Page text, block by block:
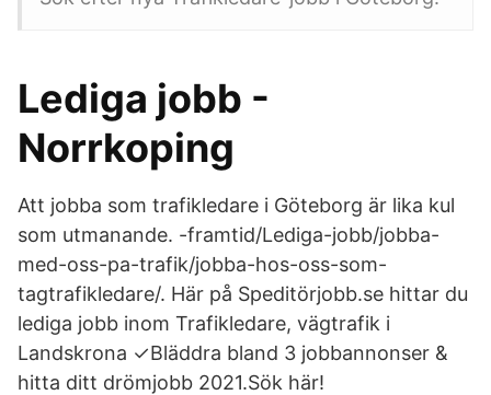
Lediga jobb -
Norrkoping
Att jobba som trafikledare i Göteborg är lika kul
som utmanande. -​framtid/Lediga-jobb/jobba-
med-oss-pa-trafik/jobba-hos-oss-som-
tagtrafikledare/. Här på Speditörjobb.se hittar du
lediga jobb inom Trafikledare, vägtrafik i
Landskrona ✓Bläddra bland 3 jobbannonser &
hitta ditt drömjobb 2021.Sök här!